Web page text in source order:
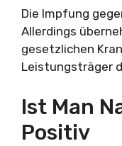
Die Impfung
Allerdings
gesetzlichen
Leistungsträger
Ist Man
Positiv